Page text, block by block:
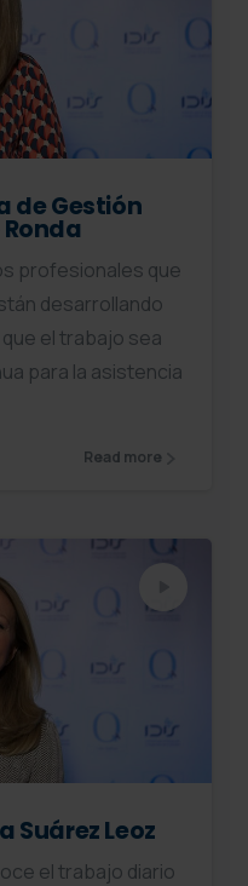
de Gestión
profesionales que
desarrollando
el trabajo sea
para la asistencia
Read more
Suárez Leoz
el trabajo diario